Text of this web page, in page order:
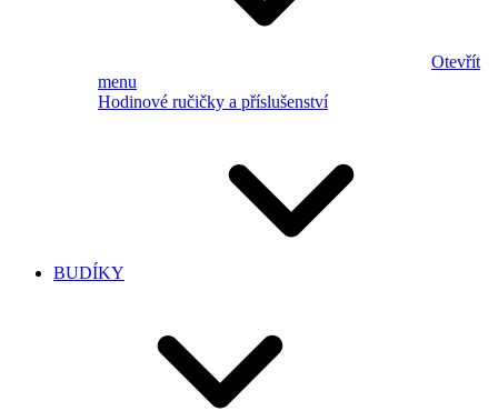
Otevřít
menu
Hodinové ručičky a příslušenství
BUDÍKY